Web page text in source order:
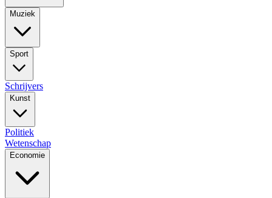
Muziek
Sport
Schrijvers
Kunst
Politiek
Wetenschap
Economie